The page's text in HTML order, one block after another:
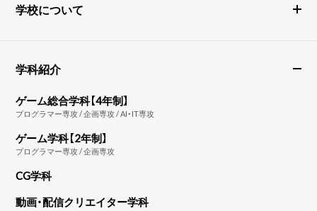
学校について
学科紹介
ゲーム総合学科【4年制】
プログラマー専攻 / 企画専攻 / AI・IT専攻
ゲーム学科【2年制】
プログラマー専攻 / 企画専攻
CG学科
動画・配信クリエイター学科